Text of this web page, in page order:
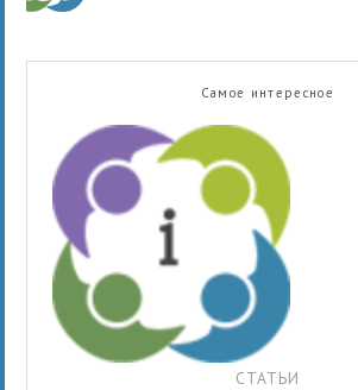
Самое интересное
СТАТЬИ